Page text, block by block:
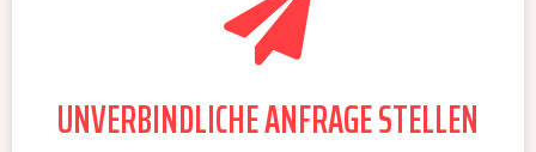
UNVERBINDLICHE ANFRAGE STELLEN